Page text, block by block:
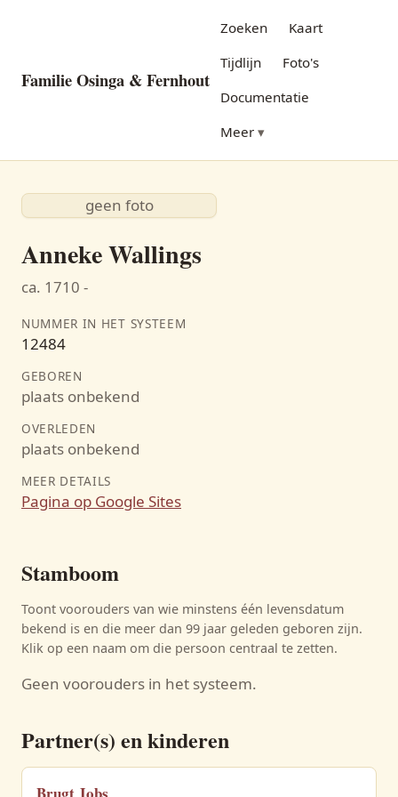
Familie Osinga & Fernhout
Zoeken
Kaart
Tijdlijn
Foto's
Documentatie
Meer
geen foto
Anneke Wallings
ca. 1710 -
NUMMER IN HET SYSTEEM
12484
GEBOREN
plaats onbekend
OVERLEDEN
plaats onbekend
MEER DETAILS
Pagina op Google Sites
Stamboom
Toont voorouders van wie minstens één levensdatum
bekend is en die meer dan 99 jaar geleden geboren zijn.
Klik op een naam om die persoon centraal te zetten.
Geen voorouders in het systeem.
Partner(s) en kinderen